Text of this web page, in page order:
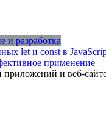
и разработка
let и const в
применение
приложений и веб-